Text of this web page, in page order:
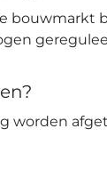
bouwmarkt
worden